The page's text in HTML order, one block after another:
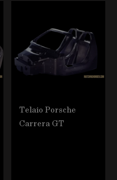
gli elementi del carosello
Telaio Porsche
Carrera GT